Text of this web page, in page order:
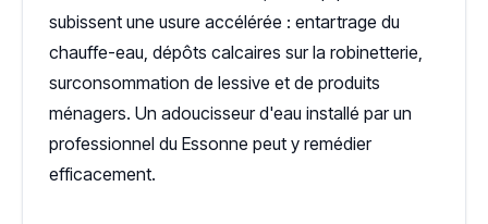
subissent une usure accélérée : entartrage du
chauffe-eau, dépôts calcaires sur la robinetterie,
surconsommation de lessive et de produits
ménagers. Un adoucisseur d'eau installé par un
professionnel du Essonne peut y remédier
efficacement.